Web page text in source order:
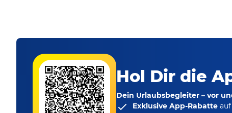
Hol Dir die
Dein Urlaubsbegleiter – vor
Exklusive App-Rabatte